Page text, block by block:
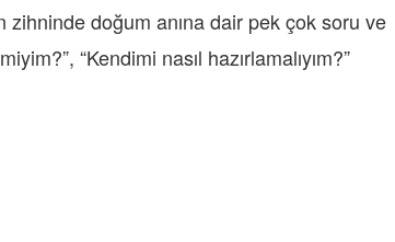
zihninde doğum anına dair pek çok soru ve
“Kendimi nasıl hazırlamalıyım?”